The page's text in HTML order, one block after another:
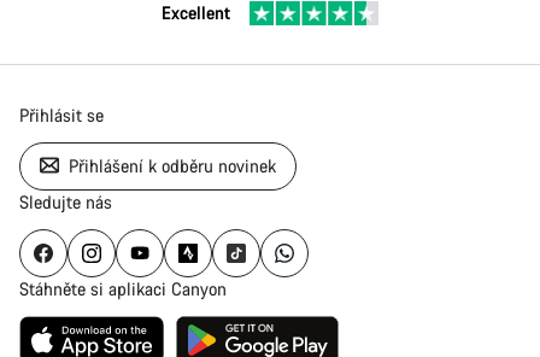
Excellent
Přihlásit se
Přihlášení k odběru novinek
Sledujte nás
Stáhněte si aplikaci Canyon